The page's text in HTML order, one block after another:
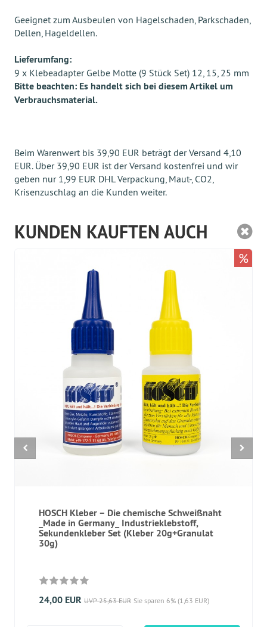
Geeignet zum Ausbeulen von Hagelschaden, Parkschaden,
Dellen, Hageldellen.
Lieferumfang:
9 x Klebeadapter Gelbe Motte (9 Stück Set) 12, 15, 25 mm
Bitte beachten: Es handelt sich bei diesem Artikel um
Verbrauchsmaterial.
Beim Warenwert bis 39,90 EUR beträgt der Versand 4,10
EUR. Über 39,90 EUR ist der Versand kostenfrei und wir
geben nur 1,99 EUR DHL Verpackung, Maut-, CO2,
Krisenzuschlag an die Kunden weiter.
KUNDEN KAUFTEN AUCH
HOSCH Kleber – Die chemische Schweißnaht
_Made in Germany_ Industrieklebstoff,
Sekundenkleber Set (Kleber 20g+Granulat
30g)
24,00 EUR UVP 25,63 EUR Sie sparen 6% (1,63 EUR)
%